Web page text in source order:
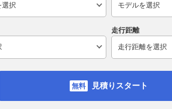
走行距離
見積りスタート